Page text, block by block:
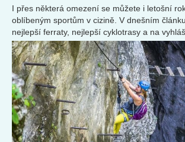
I přes některá omezení se můžete i letošní
oblíbeným sportům v cizině. V dnešním
nejlepší ferraty, nejlepší cyklotrasy a na
vodáky v Evropě.